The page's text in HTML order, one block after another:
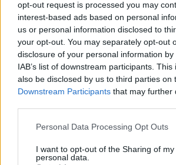
opt-out request is processed you may
interest-based ads based on personal
us or personal information disclosed to
your opt-out. You may separately opt-out
disclosure of your personal information
IAB’s list of downstream participants.
also be disclosed by us to third parties on
Downstream Participants that may further
Please note that this website/app uses
not limited to your visit or usage
grant or deny consent to Google and its
Personal Data Processing Opt Outs
I want to opt-out of the Sharing of my
personal data.
érdeklődnek nagycsapatok, és az
érthető módon nem örülnek a
megkeresésének.A Kékekkel
tudják majd tartani a lépést a licit
minden bizonnyal Szoboszlainak
tudnak kínálni Londonból, a
tovább növelhetné a magyar
Emiatt aztán nagyon nehéz lesz
az olasz kluboknak a futballistáért,
látná soraiban.